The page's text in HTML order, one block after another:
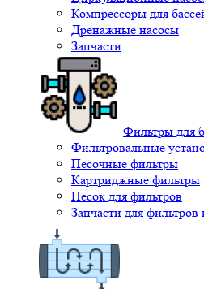
Компрессоры для
Дренажные насосы
Запчасти
Фильтры для
Фильтровальные
Песочные фильтры
Картриджные фильтры
Песок для фильтров
Запчасти для фильтров